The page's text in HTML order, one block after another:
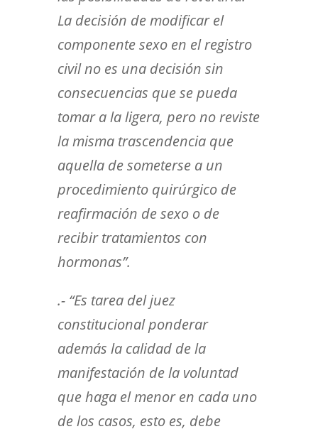
La decisión de modificar el
componente sexo en el registro
civil no es una decisión sin
consecuencias que se pueda
tomar a la ligera, pero no reviste
la misma trascendencia que
aquella de someterse a un
procedimiento quirúrgico de
reafirmación de sexo o de
recibir tratamientos con
hormonas”.
.- “Es tarea del juez
constitucional ponderar
además la calidad de la
manifestación de la voluntad
que haga el menor en cada uno
de los casos, esto es, debe